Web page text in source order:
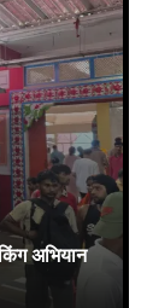
अभियान